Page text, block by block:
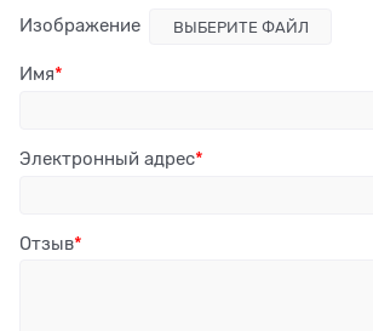
Изображение ВЫБЕРИТЕ ФАЙЛ
Имя
Электронный адрес
Отзыв